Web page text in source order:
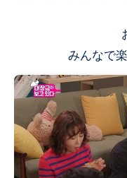
みんなで